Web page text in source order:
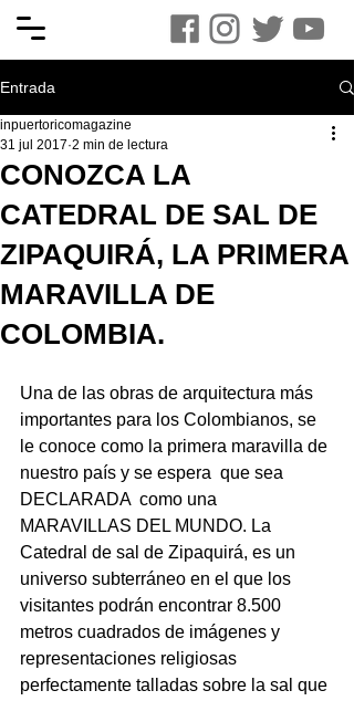
Entrada
CONOZCA LA
CATEDRAL DE SAL DE
ZIPAQUIRÁ, LA PRIMERA
MARAVILLA DE
COLOMBIA.
inpuertoricomagazine
31 jul 2017 2 min de lectura
Una de las obras de arquitectura más
importantes para los Colombianos, se
le conoce como la primera maravilla de
nuestro país y se espera  que sea
DECLARADA  como una
MARAVILLAS DEL MUNDO. La
Catedral de sal de Zipaquirá, es un
universo subterráneo en el que los
visitantes podrán encontrar 8.500
metros cuadrados de imágenes y
representaciones religiosas
perfectamente talladas sobre la sal que